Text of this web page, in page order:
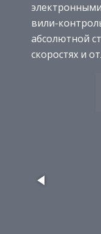
вили-
абсолютной
скоростях и